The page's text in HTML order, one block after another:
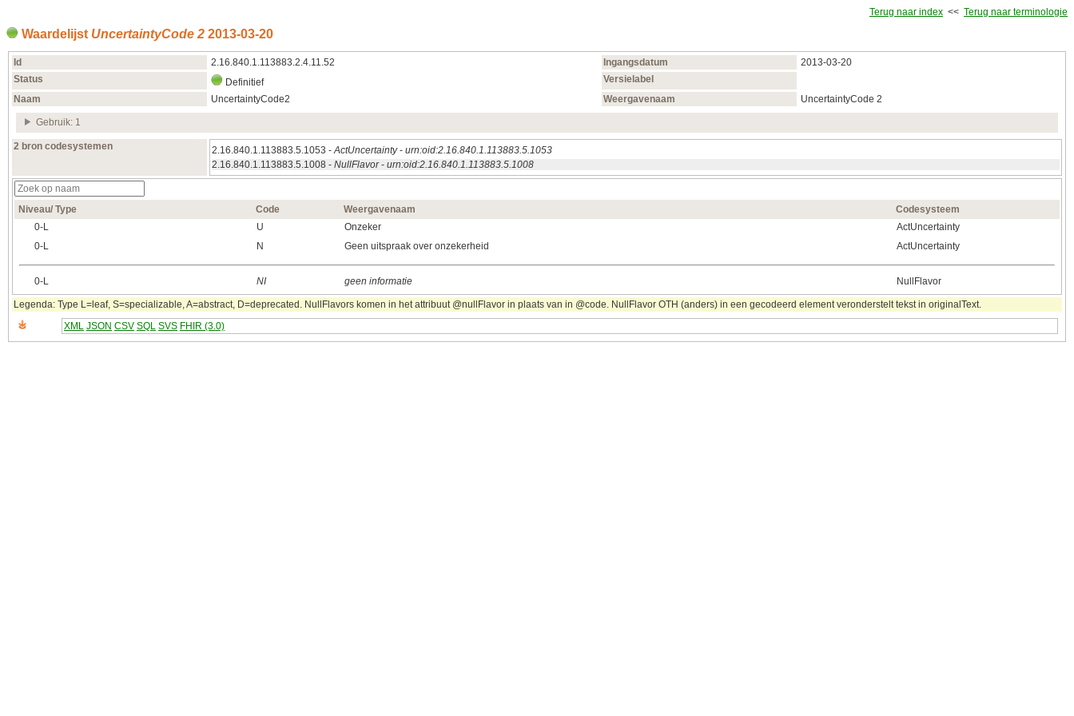
Terug naar index << Terug naar terminologie
Waardelijst UncertaintyCode 2 2013‑03‑20
Id 2.16.840.1.113883.2.4.11.52 Ingangsdatum
2013‑03‑20
Status
Definitief
Versielabel
Naam
UncertaintyCode2 Weergavenaam UncertaintyCode 2
Gebruik: 1
2 bron codesystemen 2.16.840.1.113883.5.1053 -ActUncertainty- urn:oid:2.16.840.1.113883.5.1053
2.16.840.1.113883.5.1008 - NullFlavor- urn:oid:2.16.840.1.113883.5.1008
Niveau/ Type Code Weergavenaam
Codesysteem
0‑L
U Onzeker
ActUncertainty
0‑L
N Geen uitspraak over onzekerheid ActUncertainty
0‑L NI geen informatie NullFlavor
Legenda: Type L=leaf, S=specializable, A=abstract, D=deprecated. NullFlavors komen in het attribuut @nullFlavor in plaats van in @code. NullFlavor OTH (anders) in een gecodeerd element veronderstelt tekst in originalText.
XML JSON CSV SQL SVS FHIR (3.0)